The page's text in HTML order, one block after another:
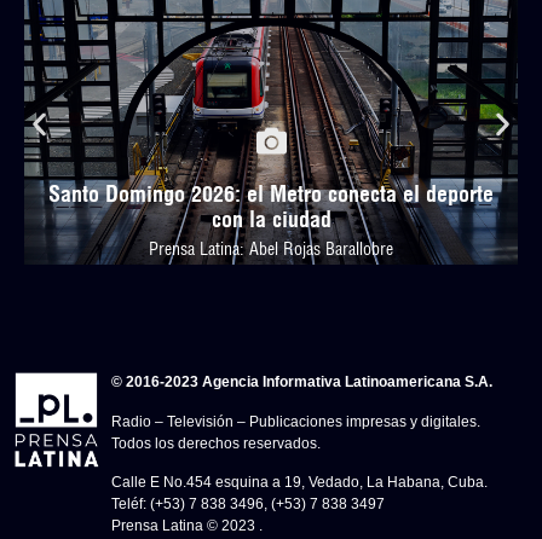
Santo Domingo 2026: el Metro conecta el deporte
con la ciudad
Prensa Latina: Abel Rojas Barallobre
© 2016-2023 Agencia Informativa Latinoamericana S.A.
Radio – Televisión – Publicaciones impresas y digitales.
Todos los derechos reservados.
Calle E No.454 esquina a 19, Vedado, La Habana, Cuba.
Teléf: (+53) 7 838 3496, (+53) 7 838 3497
Prensa Latina © 2023 .